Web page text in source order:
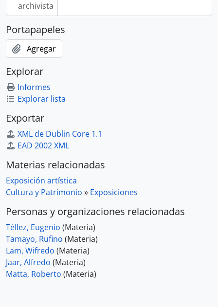
archivista
Portapapeles
Agregar
Explorar
Informes
Explorar lista
Exportar
XML de Dublin Core 1.1
EAD 2002 XML
Materias relacionadas
Exposición artística
Cultura y Patrimonio » Exposiciones
Personas y organizaciones relacionadas
Téllez, Eugenio (Materia)
Tamayo, Rufino (Materia)
Lam, Wifredo (Materia)
Jaar, Alfredo (Materia)
Matta, Roberto (Materia)